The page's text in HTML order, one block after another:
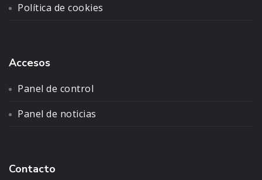
Política de cookies
Accesos
Panel de control
Panel de noticias
Contacto